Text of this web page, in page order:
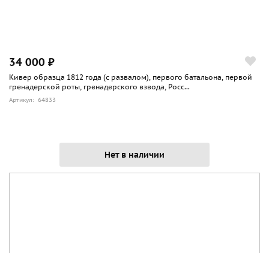
34 000 ₽
Кивер образца 1812 года (с развалом), первого батальона, первой
гренадерской роты, гренадерского взвода, Росс...
Артикул: 64833
Нет в наличии